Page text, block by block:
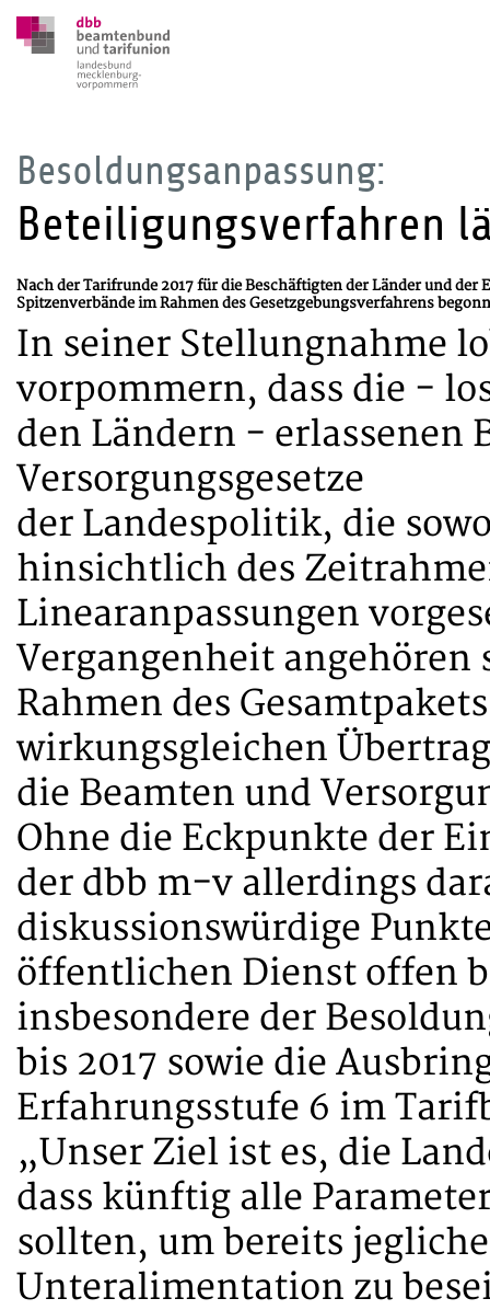
Besoldungsanpassung:
Beteiligungsverfahren
Nach der Tarifrunde 2017 für die Beschäftigten der Länder und
Spitzenverbände im Rahmen des Gesetzgebungsverfahrens
In seiner Stellungnahme
vorpommern, dass die -
den Ländern - erlassenen
Versorgungsgesetze
der Landespolitik, die
hinsichtlich des
Linearanpassungen
Vergangenheit
Rahmen des
wirkungsgleichen
die Beamten und
Ohne die Eckpunkte der
der dbb m-v allerdings
diskussionswürdige
öffentlichen Dienst offen
insbesondere der
bis 2017 sowie die
Erfahrungsstufe 6 im
„Unser Ziel ist es, die
dass künftig alle
sollten, um bereits
Unteralimentation zu